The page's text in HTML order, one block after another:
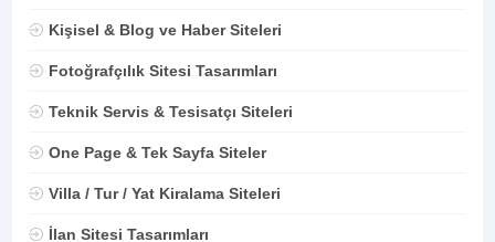
Kişisel & Blog ve Haber Siteleri
Fotoğrafçılık Sitesi Tasarımları
Teknik Servis & Tesisatçı Siteleri
One Page & Tek Sayfa Siteler
Villa / Tur / Yat Kiralama Siteleri
İlan Sitesi Tasarımları